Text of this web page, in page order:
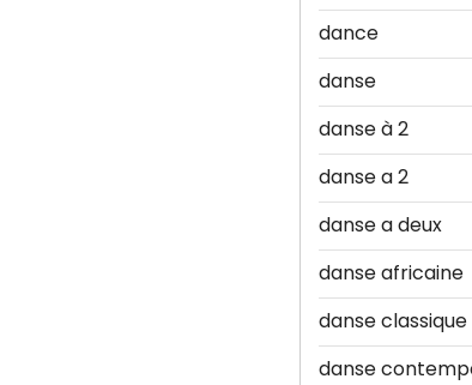
dance
danse
danse à 2
danse a 2
danse a deux
danse africaine
danse classique
danse